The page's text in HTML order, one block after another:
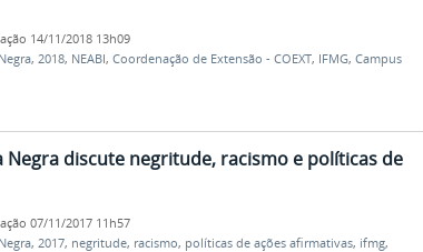
14/11/2018 13h09
, 2018, NEABI, Coordenação de Extensão - COEXT, IFMG, Campus
Negra discute negritude, racismo e políticas de
07/11/2017 11h57
, 2017, negritude, racismo, políticas de ações afirmativas, ifmg,